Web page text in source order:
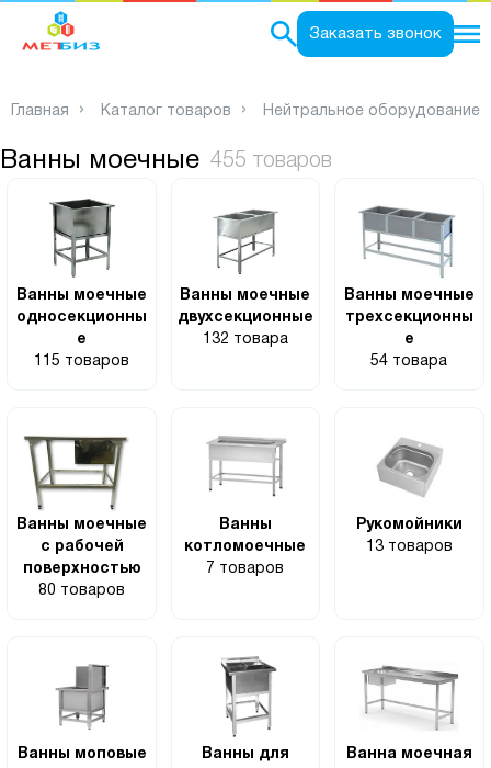
Заказать звонок
Главная Каталог товаров Нейтральное оборудование
Ванны моечные 455 товаров
Ванны моечные
односекционны
е
115 товаров
Ванны моечные
двухсекционные
132 товара
Ванны моечные
трехсекционны
е
54 товара
Ванны моечные
с рабочей
поверхностью
80 товаров
Ванны
котломоечные
7 товаров
Рукомойники
13 товаров
Ванны моповые
Ванны для
Ванна моечная